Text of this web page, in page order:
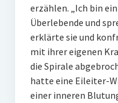
erzählen. „Ich bin ein
Überlebende und
erklärte sie und
mit ihrer eigenen
die Spirale
hatte eine Eileiter-
einer inneren